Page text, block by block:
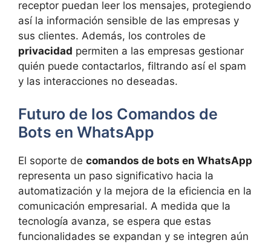
receptor puedan leer los mensajes, protegiendo
así la información sensible de las empresas y
sus clientes. Además, los controles de
privacidad permiten a las empresas gestionar
quién puede contactarlos, filtrando así el spam
y las interacciones no deseadas.
Futuro de los Comandos de
Bots en WhatsApp
El soporte de comandos de bots en WhatsApp
representa un paso significativo hacia la
automatización y la mejora de la eficiencia en la
comunicación empresarial. A medida que la
tecnología avanza, se espera que estas
funcionalidades se expandan y se integren aún